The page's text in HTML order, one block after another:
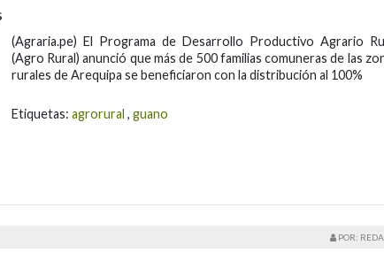
(Agraria.pe) El Programa de Desarrollo Productivo Agrario
(Agro Rural) anunció que más de 500 familias comuneras de las
rurales de Arequipa se beneficiaron con la distribución al 100%
Etiquetas: agrorural , guano
POR: